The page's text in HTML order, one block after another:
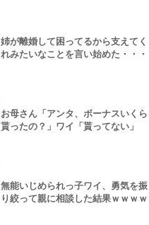
姉が離婚して困ってるから支えてく
れみたいなことを言い始めた・・・
お母さん「アンタ、ボーナスいくら
貰ったの？」ワイ「貰ってない」
無能いじめられっ子ワイ、勇気を振
り絞って親に相談した結果ｗｗｗｗ